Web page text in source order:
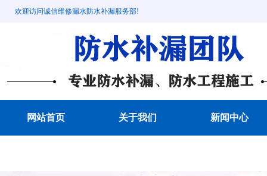
欢迎访问诚信维修漏水防水补漏服务部!
网站首页 关于我们 新闻中心